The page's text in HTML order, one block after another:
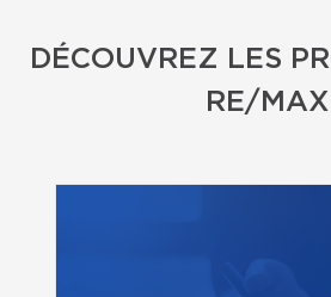
DÉCOUVREZ LES
RE/MAX